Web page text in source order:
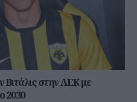
στην ΑΕΚ με
2030